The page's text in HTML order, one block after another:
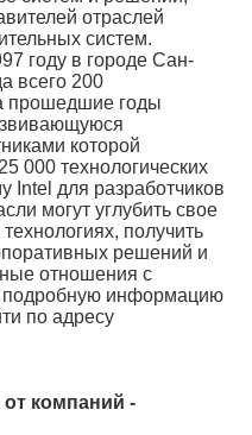
отраслей
систем.
году в городе Сан-
всего 200
прошедшие годы
которой
000 технологических
Intel для разработчиков
могут углубить свое
получить
решений и
отношения с
подробную информацию
по адресу
компаний -